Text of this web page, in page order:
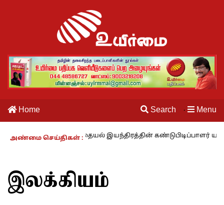
Home Search · Menu
அண்மை செய்திகள் :
– 27 : தையல் இயந்திரத்தின் கண்டுபிடிப்பாளர் யார்? -கார்குழலி
இலக்கியம்